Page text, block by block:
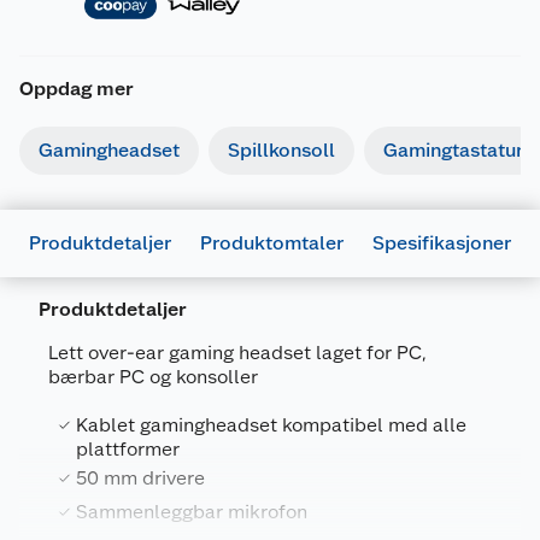
Oppdag mer
Gamingheadset Spillkonsoll Gamingtastatur
Produktdetaljer Produktomtaler Spesifikasjoner
Produktdetaljer
Lett over-ear gaming headset laget for PC,
bærbar PC og konsoller
Kablet gamingheadset kompatibel med alle
plattformer
50 mm drivere
Sammenleggbar mikrofon
Generelt
Artikkelnummer
8713439251470
Leverandørens artikkelnummer